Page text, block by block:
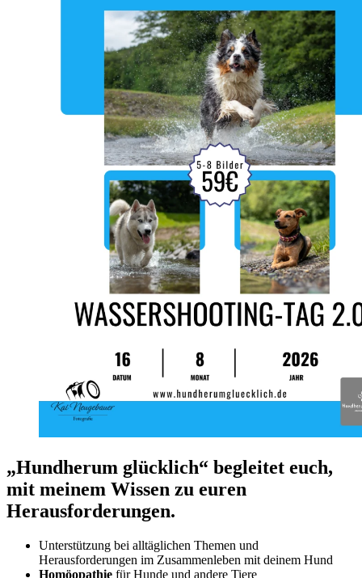
„Hundherum glücklich“ begleitet euch,
mit meinem Wissen zu euren
Herausforderungen.
Unterstützung bei alltäglichen Themen und
Herausforderungen im Zusammenleben mit deinem Hund
Homöopathie für Hunde und andere Tiere